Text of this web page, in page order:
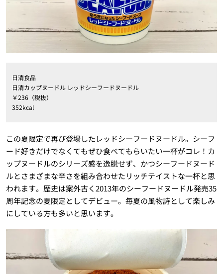
日清食品
日清カップヌードル レッドシーフードヌードル
￥236（税抜）
352kcal
この夏限定で再び登場したレッドシーフードヌードル。シーフ
ード好きだけでなくてもぜひ食べてもらいたい一杯がコレ！カ
ップヌードルのシリーズ感を逸脱せず、かつシーフードヌード
ルとさまざまな辛さを組み合わせたリッチテイストな一杯と思
われます。歴史は案外古く2013年のシーフードヌードル発売35
周年記念の夏限定としてデビュー。毎夏の風物詩として楽しみ
にしている方も多いと思います。